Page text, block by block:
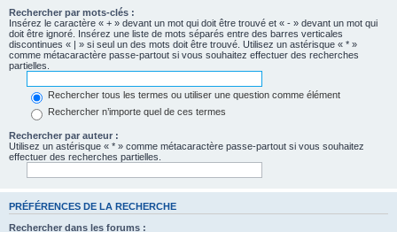
Rechercher par mots-clés :
Insérez le caractère « + » devant un mot qui doit être trouvé et « - » devant un mot qui
doit être ignoré. Insérez une liste de mots séparés entre des barres verticales
discontinues « | » si seul un des mots doit être trouvé. Utilisez un astérisque « * »
comme métacaractère passe-partout si vous souhaitez effectuer des recherches
partielles.
Rechercher tous les termes ou utiliser une question comme élément
Rechercher n’importe quel de ces termes
Rechercher par auteur :
Utilisez un astérisque « * » comme métacaractère passe-partout si vous souhaitez
effectuer des recherches partielles.
PRÉFÉRENCES DE LA RECHERCHE
Rechercher dans les forums :